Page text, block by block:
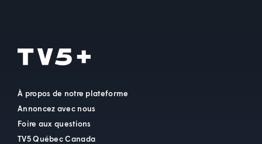
À propos de notre plateforme
Annoncez avec nous
Foire aux questions
TV5 Québec Canada